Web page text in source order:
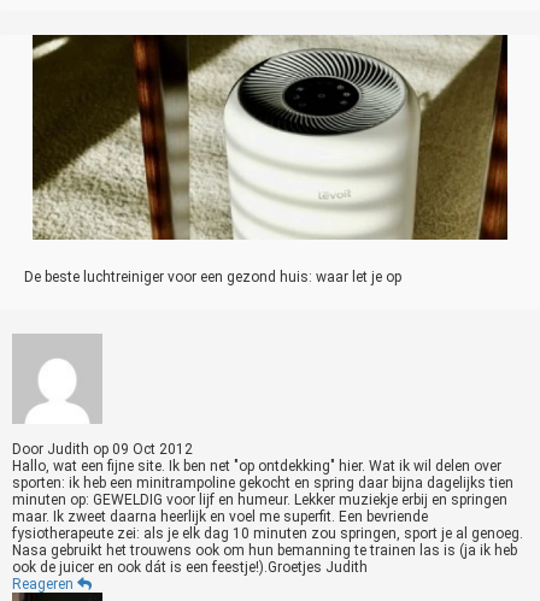
De beste luchtreiniger voor een gezond huis: waar let je op
Door Judith op 09 Oct 2012
Hallo, wat een fijne site. Ik ben net "op ontdekking" hier. Wat ik wil delen over
sporten: ik heb een minitrampoline gekocht en spring daar bijna dagelijks tien
minuten op: GEWELDIG voor lijf en humeur. Lekker muziekje erbij en springen
maar. Ik zweet daarna heerlijk en voel me superfit. Een bevriende
fysiotherapeute zei: als je elk dag 10 minuten zou springen, sport je al genoeg.
Nasa gebruikt het trouwens ook om hun bemanning te trainen las is (ja ik heb
ook de juicer en ook dát is een feestje!).Groetjes Judith
Reageren